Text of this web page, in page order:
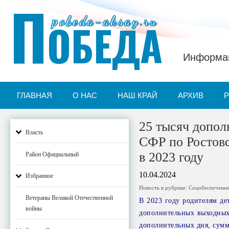
pobeda-aksay.ru
ПОБЕДА
ГЛАВНАЯ О НАС НАШ КРАЙ АРХИВ
Власть
Район Официальный
Избранное
Ветераны Великой Отечественной
войны
25 тысяч
СФР по
в 2023 году
10.04.2024
Новость в рубрике:
В 2023 году родителям
дополнительных
дополнительных дня,